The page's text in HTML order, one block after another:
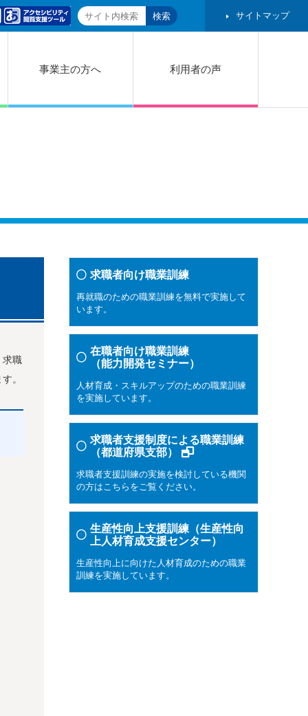
サイトマップ
事業主の方へ 利用者の声
求職
。
求職者向け職業訓練
再就職のための職業訓練を無料で実施して
います。
在職者向け職業訓練
（能力開発セミナー）
人材育成・スキルアップのための職業訓練
を実施しています。
求職者支援制度による職業訓練
（都道府県支部）
求職者支援訓練の実施を検討している機関
の方はこちらをご覧ください。
生産性向上支援訓練（生産性向
上人材育成支援センター）
生産性向上に向けた人材育成のための職業
訓練を実施しています。